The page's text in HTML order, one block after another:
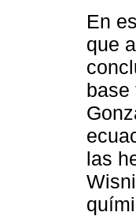
En
que
base
las